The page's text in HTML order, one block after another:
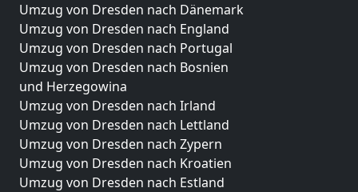
Umzug von Dresden nach Dänemark
Umzug von Dresden nach England
Umzug von Dresden nach Portugal
Umzug von Dresden nach Bosnien
und Herzegowina
Umzug von Dresden nach Irland
Umzug von Dresden nach Lettland
Umzug von Dresden nach Zypern
Umzug von Dresden nach Kroatien
Umzug von Dresden nach Estland